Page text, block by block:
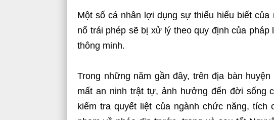
Một số cá nhân lợi dụng sự thiếu hiểu biết
nổ trái phép sẽ bị xử lý theo quy định của
thông minh.
Trong những năm gần đây, trên địa bàn
mất an ninh trật tự, ảnh hưởng đến đời sống
kiểm tra quyết liệt của ngành chức năng,